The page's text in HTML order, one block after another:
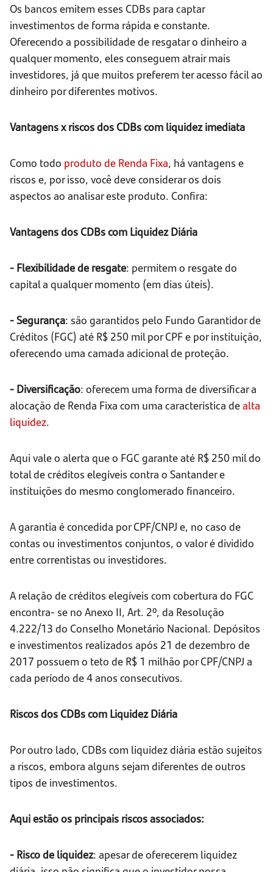
Os bancos emitem esses CDBs para captar
investimentos de forma rápida e constante.
Oferecendo a possibilidade de resgatar o dinheiro a
qualquer momento, eles conseguem atrair mais
investidores, já que muitos preferem ter acesso fácil ao
dinheiro por diferentes motivos.
Vantagens x riscos dos CDBs com liquidez imediata
Como todo produto de Renda Fixa, há vantagens e
riscos e, por isso, você deve considerar os dois
aspectos ao analisar este produto. Confira:
Vantagens dos CDBs com Liquidez Diária
- Flexibilidade de resgate: permitem o resgate do
capital a qualquer momento (em dias úteis).
- Segurança: são garantidos pelo Fundo Garantidor de
Créditos (FGC) até R$ 250 mil por CPF e por instituição,
oferecendo uma camada adicional de proteção.
- Diversificação: oferecem uma forma de diversificar a
alocação de Renda Fixa com uma característica dealta
liquidez.
Aqui vale o alerta que o FGC garante até R$ 250 mil do
total de créditos elegíveis contra o Santander e
instituições do mesmo conglomerado financeiro.
A garantia é concedida por CPF/CNPJ e, no caso de
contas ou investimentos conjuntos, o valor é dividido
entre correntistas ou investidores.
A relação de créditos elegíveis com cobertura do FGC
encontra- se no Anexo II, Art. 2º, da Resolução
4.222/13 do Conselho Monetário Nacional. Depósitos
e investimentos realizados após 21 de dezembro de
2017 possuem o teto de R$ 1 milhão por CPF/CNPJ a
cada período de 4 anos consecutivos.
Riscos dos CDBs com Liquidez Diária
Por outro lado, CDBs com liquidez diária estão sujeitos
a riscos, embora alguns sejam diferentes de outros
tipos de investimentos.
Aqui estão os principais riscos associados:
- Risco de liquidez: apesar de oferecerem liquidez